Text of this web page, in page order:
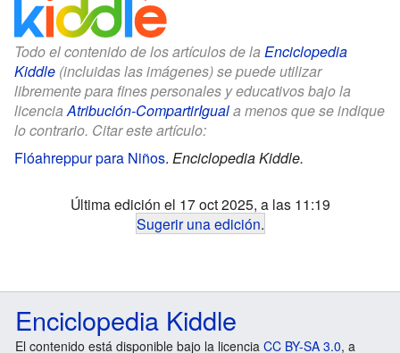
Todo el contenido de los artículos de la Enciclopedia
Kiddle (incluidas las imágenes) se puede utilizar
libremente para fines personales y educativos bajo la
licenciaAtribución-CompartirIguala menos que se indique
lo contrario. Citar este artículo:
Flóahreppur para Niños. Enciclopedia Kiddle.
Última edición el 17 oct 2025, a las 11:19
Sugerir una edición.
Enciclopedia Kiddle
El contenido está disponible bajo la licencia CC BY-SA 3.0, a